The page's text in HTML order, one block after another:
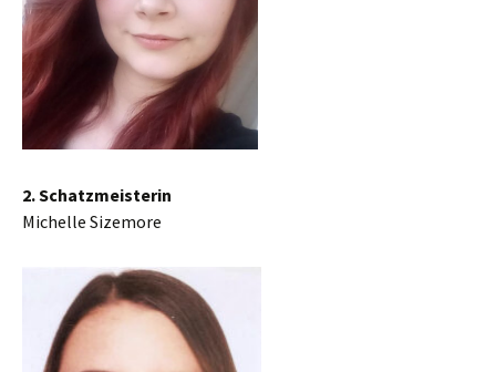
2. Schatzmeisterin
Michelle Sizemore